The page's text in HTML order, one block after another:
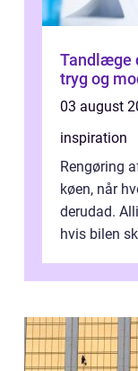
Tandlæge
tryg og
03 august
inspiration
Rengøring
køen, når
derudad.
hvis bilen